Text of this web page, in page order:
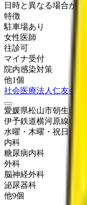
日時と異なる場合が
特徴
駐車場あり
女性医師
往診可
マイナ受付
院内感染対策
他1個
社会医療法人仁友会 南
愛媛県松山市朝生田町
伊予鉄道横河原線いよ
水曜・木曜・祝日 休み
内科
糖尿病内科
外科
脳神経外科
泌尿器科
他9個